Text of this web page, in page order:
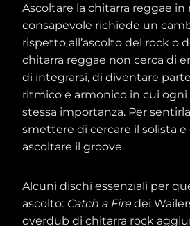
Ascoltare la chitarra reggae in
consapevole richiede un
rispetto all’ascolto del rock o
chitarra reggae non cerca di
di integrarsi, di diventare
ritmico e armonico in cui
stessa importanza. Per
smettere di cercare il solista
ascoltare il groove.
Alcuni dischi essenziali per
ascolto: Catch a Firedei
overdub di chitarra rock